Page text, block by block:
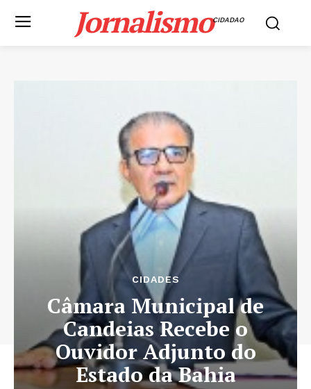
JornalismoCIDADAO
CIDADES
Câmara Municipal de
Candeias Recebe o
Ouvidor Adjunto do
Estado da Bahia